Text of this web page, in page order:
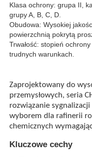
Dom
Produkty
Klasa ochrony: grupa II,
grupy A, B, C, D.
Obudowa: Wysokiej
powierzchnią pokrytą
Trwałość: stopień
trudnych warunkach.
Zaprojektowany do
przemysłowych, seria
rozwiązanie
wyborem dla rafinerii
chemicznych
Kluczowe cechy